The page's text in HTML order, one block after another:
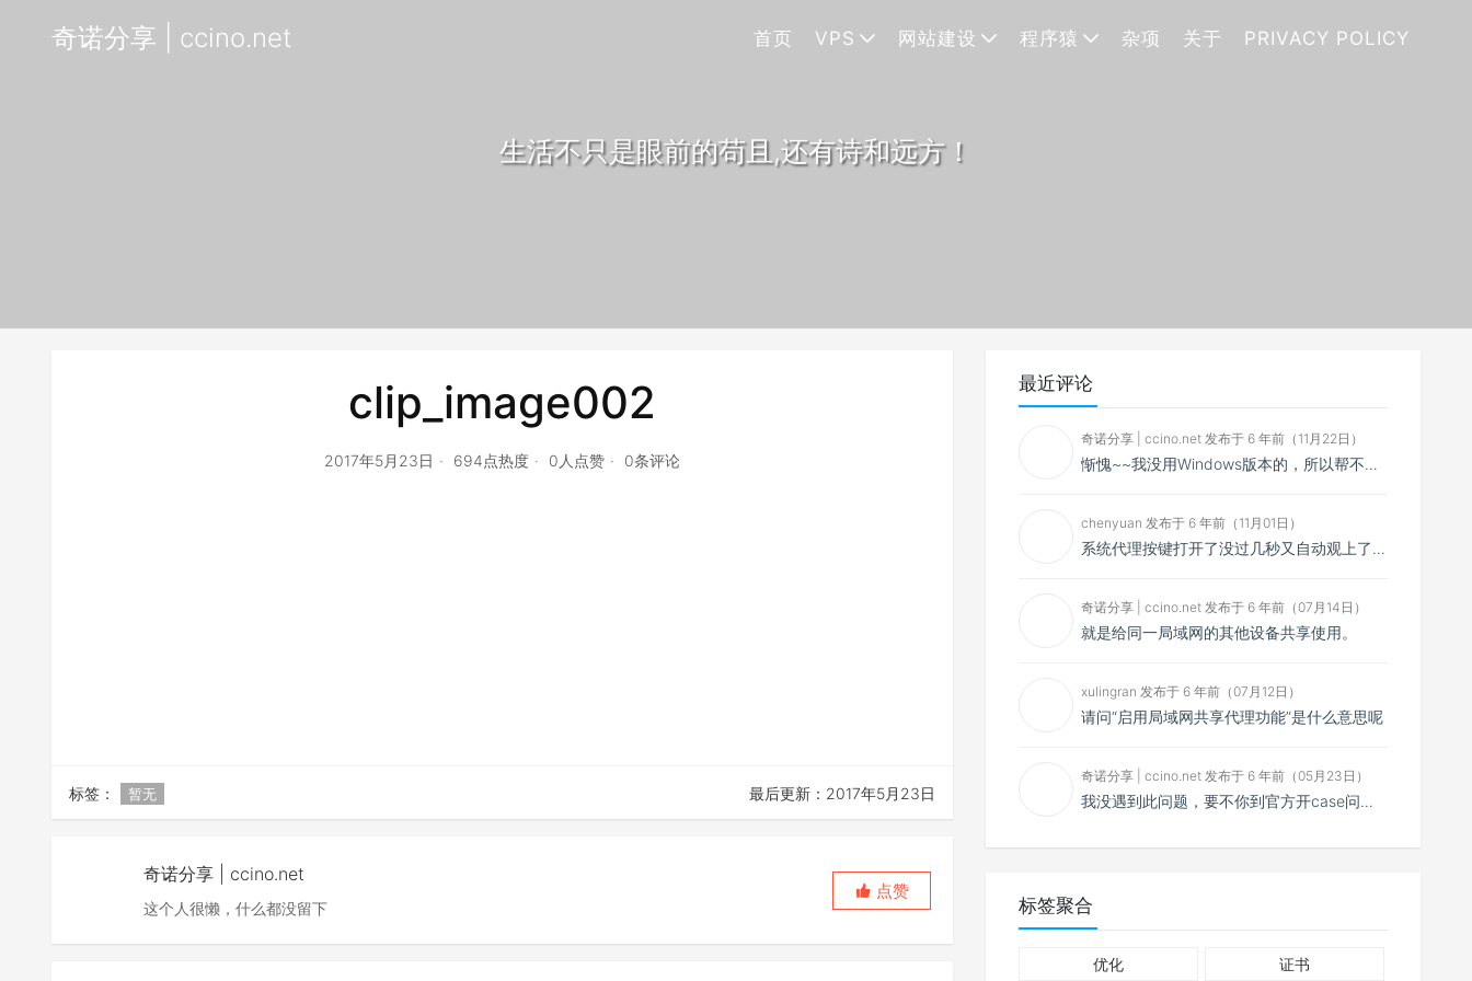
奇诺分享 | ccino.net 首页 VPS 网站建设 程序猿 杂项 关于 PRIVACY POLICY
生活不只是眼前的苟且,还有诗和远方！
clip_image002
2017年5月23日 694点热度 0人点赞 0条评论
标签： 暂无 最后更新：2017年5月23日
奇诺分享 | ccino.net
这个人很懒，什么都没留下
点赞
最近评论
奇诺分享 | ccino.net 发布于 6 年前（11月22日）
惭愧~~我没用Windows版本的，所以帮不了你~~
chenyuan 发布于 6 年前（11月01日）
系统代理按键打开了没过几秒又自动观上了，导致一直打开不了，是什么问题呢？感谢大佬，请帮帮忙！谢谢！
奇诺分享 | ccino.net 发布于 6 年前（07月14日）
就是给同一局域网的其他设备共享使用。
xulingran 发布于 6 年前（07月12日）
请问“启用局域网共享代理功能”是什么意思呢
奇诺分享 | ccino.net 发布于 6 年前（05月23日）
我没遇到此问题，要不你到官方开case问问看？
标签聚合
优化 证书